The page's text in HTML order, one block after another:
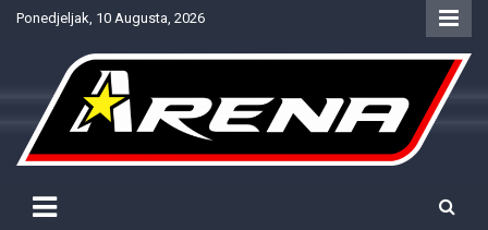
SkipPonedjeljak, 10 Augusta, 2026
NTV Arena